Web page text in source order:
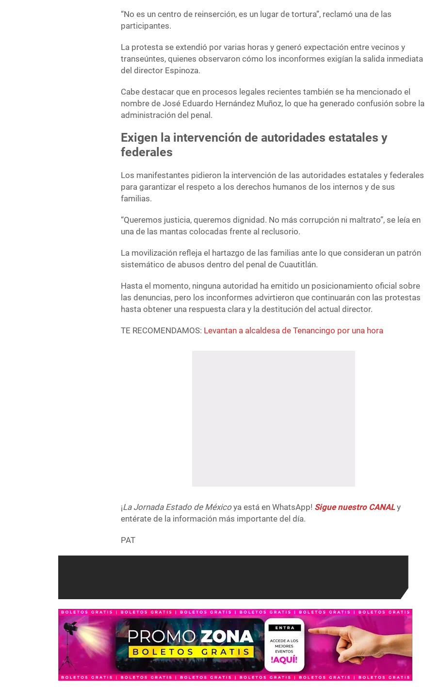
“No es un centro de reinserción, es un lugar de tortura”, reclamó una de las
participantes.
La protesta se extendió por varias horas y generó expectación entre vecinos y
transeúntes, quienes observaron cómo los inconformes exigían la salida inmediata
del director Espinoza.
Cabe destacar que en procesos legales recientes también se ha mencionado el
nombre de José Eduardo Hernández Muñoz, lo que ha generado confusión sobre la
administración del penal.
Exigen la intervención de autoridades estatales y
federales
Los manifestantes pidieron la intervención de las autoridades estatales y federales
para garantizar el respeto a los derechos humanos de los internos y de sus
familias.
“Queremos justicia, queremos dignidad. No más corrupción ni maltrato”, se leía en
una de las mantas colocadas frente al reclusorio.
La movilización refleja el hartazgo de las familias ante lo que consideran un patrón
sistemático de abusos dentro del penal de Cuautitlán.
Hasta el momento, ninguna autoridad ha emitido un posicionamiento oficial sobre
las denuncias, pero los inconformes advirtieron que continuarán con las protestas
hasta obtener una respuesta clara y la destitución del actual director.
TE RECOMENDAMOS: Levantan a alcaldesa de Tenancingo por una hora
¡La Jornada Estado de Méxicoya está en WhatsApp! Sigue nuestro CANALy
entérate de la información más importante del día.
PAT